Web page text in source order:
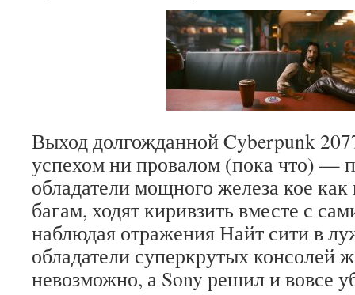
Выход долгожданной Cyberpunk
успехом ни провалом (пока что) —
обладатели мощного железа кое
багам, ходят киривзить вместе с
наблюдая отражения Найт сити в
обладатели суперкрутых консолей
невозможно, а Sony решил и вовсе